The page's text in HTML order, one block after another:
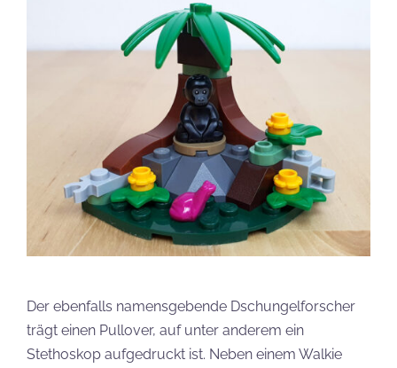
Der ebenfalls namensgebende Dschungelforscher
trägt einen Pullover, auf unter anderem ein
Stethoskop aufgedruckt ist. Neben einem Walkie